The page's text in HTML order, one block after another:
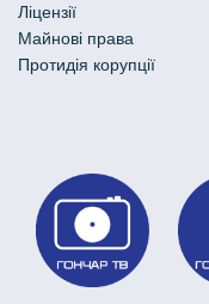
Ліцензії
Майнові права
Протидія корупції